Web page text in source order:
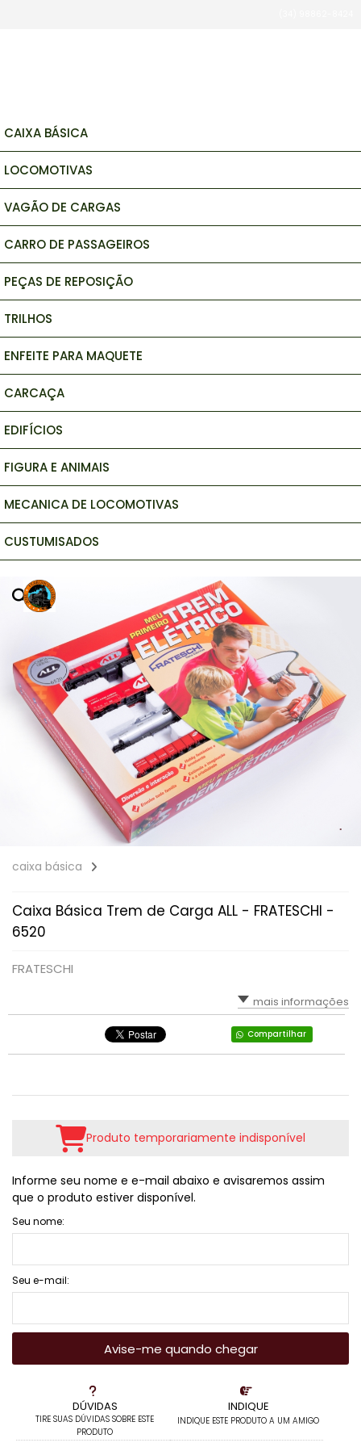
CAIXA BÁSICA
LOCOMOTIVAS
VAGÃO DE CARGAS
CARRO DE PASSAGEIROS
PEÇAS DE REPOSIÇÃO
TRILHOS
ENFEITE PARA MAQUETE
CARCAÇA
EDIFÍCIOS
FIGURA E ANIMAIS
MECANICA DE LOCOMOTIVAS
CUSTUMISADOS
caixa básica
Caixa Básica Trem de Carga ALL - FRATESCHI -
6520
FRATESCHI
mais informações
Compartilhar
DÚVIDAS
TIRE SUAS DÚVIDAS SOBRE ESTE
PRODUTO
INDIQUE
INDIQUE ESTE PRODUTO A UM AMIGO
Produto temporariamente indisponível
Informe seu nome e e-mail abaixo e avisaremos assim
que o produto estiver disponível.
Seu nome:
Seu e-mail:
Avise-me quando chegar